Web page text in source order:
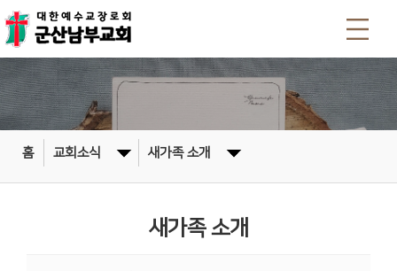
홈 교회소식 새가족 소개
새가족 소개